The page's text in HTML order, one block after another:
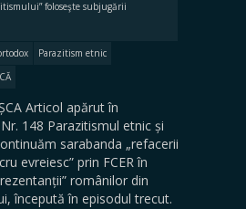
foloseşte subjugării
Parazitism etnic
Articol apărut în
148 Parazitismul etnic și
sarabanda „refacerii
evreiesc” prin FCER în
românilor din
începută în episodul trecut.